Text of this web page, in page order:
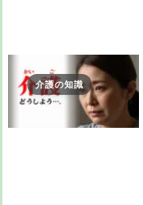
介護の知識